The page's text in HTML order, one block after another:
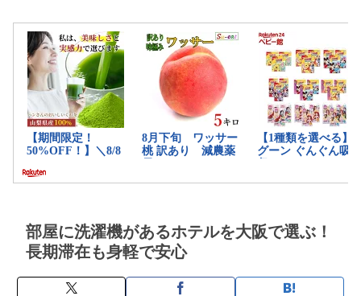
部屋に洗濯機があるホテルを大阪で選ぶ！
長期滞在も身軽で安心